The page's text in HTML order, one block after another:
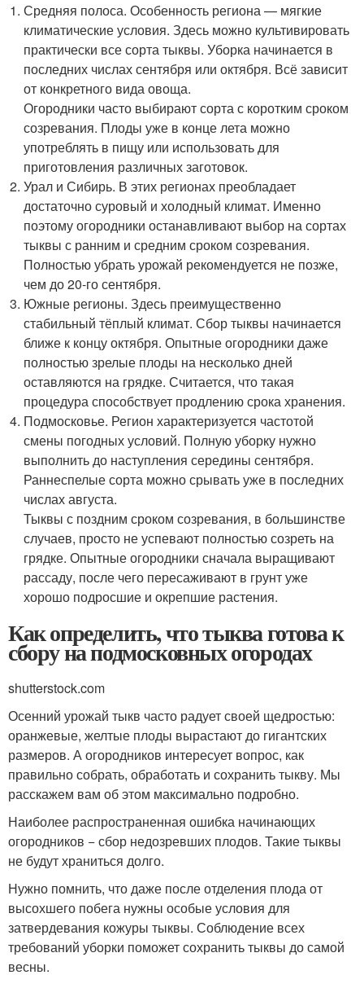
Средняя полоса. Особенность региона — мягкие
климатические условия. Здесь можно культивировать
практически все сорта тыквы. Уборка начинается в
последних числах сентября или октября. Всё зависит
от конкретного вида овоща.
Огородники часто выбирают сорта с коротким сроком
созревания. Плоды уже в конце лета можно
употреблять в пищу или использовать для
приготовления различных заготовок.
Урал и Сибирь. В этих регионах преобладает
достаточно суровый и холодный климат. Именно
поэтому огородники останавливают выбор на сортах
тыквы с ранним и средним сроком созревания.
Полностью убрать урожай рекомендуется не позже,
чем до 20-го сентября.
Южные регионы. Здесь преимущественно
стабильный тёплый климат. Сбор тыквы начинается
ближе к концу октября. Опытные огородники даже
полностью зрелые плоды на несколько дней
оставляются на грядке. Считается, что такая
процедура способствует продлению срока хранения.
Подмосковье. Регион характеризуется частотой
смены погодных условий. Полную уборку нужно
выполнить до наступления середины сентября.
Раннеспелые сорта можно срывать уже в последних
числах августа.
Тыквы с поздним сроком созревания, в большинстве
случаев, просто не успевают полностью созреть на
грядке. Опытные огородники сначала выращивают
рассаду, после чего пересаживают в грунт уже
хорошо подросшие и окрепшие растения.
Как определить, что тыква готова к
сбору на подмосковных огородах
shutterstock.com
Осенний урожай тыкв часто радует своей щедростью:
оранжевые, желтые плоды вырастают до гигантских
размеров. А огородников интересует вопрос, как
правильно собрать, обработать и сохранить тыкву. Мы
расскажем вам об этом максимально подробно.
Наиболее распространенная ошибка начинающих
огородников − сбор недозревших плодов. Такие тыквы
не будут храниться долго.
Нужно помнить, что даже после отделения плода от
высохшего побега нужны особые условия для
затвердевания кожуры тыквы. Соблюдение всех
требований уборки поможет сохранить тыквы до самой
весны.